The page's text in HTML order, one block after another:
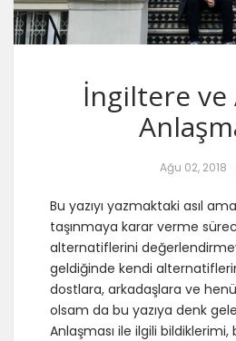
İngiltere ve
Ağu 02, 2018
Bu yazıyı yazmaktaki asıl
taşınmaya karar verme
alternatiflerini
geldiğinde kendi
dostlara, arkadaşlara ve
olsam da bu yazıya denk
Anlaşması ile ilgili bildiklerimi,